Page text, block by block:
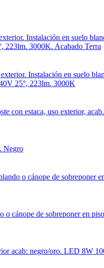
Instalación en suelo
223lm. 3000K. Acabado Terra
Instalación en suelo
25°, 223lm. 3000K
con estaca, uso exterior,
Negro
o cánope de sobreponer
cánope de sobreponer en
acab: negro/oro. LED 8W